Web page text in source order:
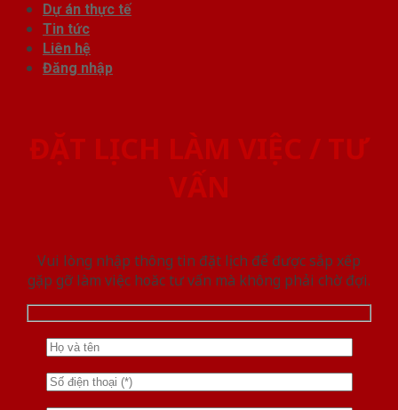
Dự án thực tế
Tin tức
Liên hệ
Đăng nhập
ĐẶT LỊCH LÀM VIỆC / TƯ
VẤN
Vui lòng nhập thông tin đặt lịch để được sắp xếp
gặp gỡ làm việc hoăc tư vấn mà không phải chờ đợi.